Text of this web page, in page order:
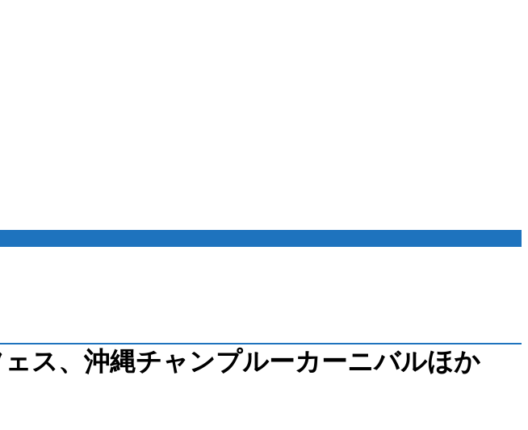
ス、沖縄チャンプルーカーニバルほか